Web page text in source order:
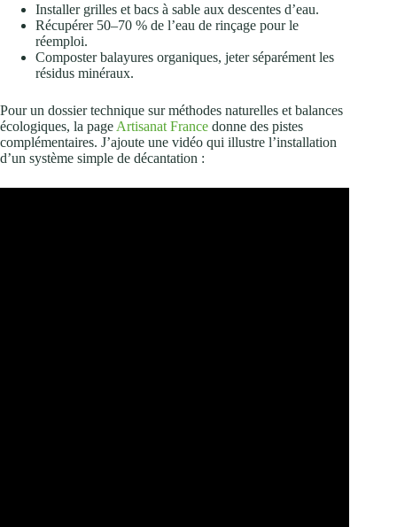
Installer grilles et bacs à sable aux descentes d’eau.
Récupérer 50–70 % de l’eau de rinçage pour le
réemploi.
Composter balayures organiques, jeter séparément les
résidus minéraux.
Pour un dossier technique sur méthodes naturelles et balances
écologiques, la page Artisanat France donne des pistes
complémentaires. J’ajoute une vidéo qui illustre l’installation
d’un système simple de décantation :